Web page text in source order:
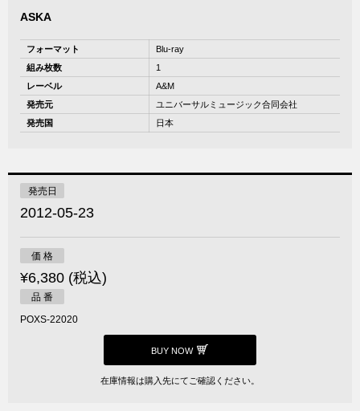
ASKA
フォーマット
Blu-ray
組み枚数
1
レーベル
A&M
発売元
ユニバーサルミュージック合同会社
発売国
日本
発売日
2012-05-23
価 格
¥6,380 (税込)
品 番
POXS-22020
BUY NOW
在庫情報は購入先にてご確認ください。